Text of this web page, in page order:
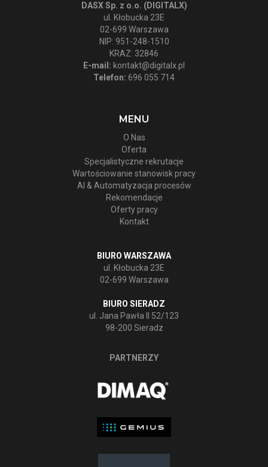
DASX Sp. z o.o. (DIGITALX)
ul. Kłobucka 23E
02-699 Warszawa
NIP: 951-248-1510
KRAZ: 32846
E-mail: kontakt@digitalx.pl
Telefon: 696 055 714
MENU
O Nas
Oferta
Specjalistyczne rekrutacje
Wartościowanie stanowisk pracy
AI & Automatyzacja procesów
Rekomendacje
Oferty pracy
Kontakt
BIURO WARSZAWA
ul. Kłobucka 23E
02-699 Warszawa
BIURO SIERADZ
ul. Jana Pawła II 52/123
98-200 Sieradz
PARTNERZY